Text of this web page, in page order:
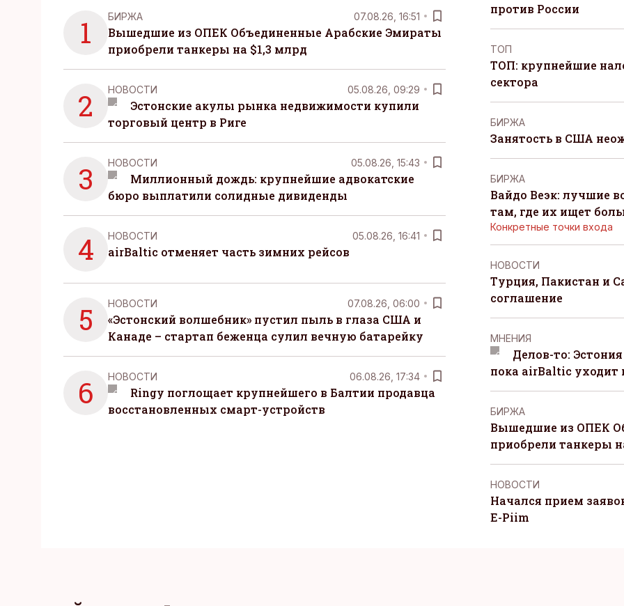
1 БИРЖА 07.08.26, 16:51
Вышедшие из ОПЕК Объединенные Арабские Эмираты
приобрели танкеры на $1,3 млрд
2 НОВОСТИ 05.08.26, 09:29
Эстонские акулы рынка недвижимости купили
торговый центр в Риге
3 НОВОСТИ 05.08.26, 15:43
Миллионный дождь: крупнейшие адвокатские
бюро выплатили солидные дивиденды
4 НОВОСТИ 05.08.26, 16:41
airBaltic отменяет часть зимних рейсов
5 НОВОСТИ 07.08.26, 06:00
«Эстонский волшебник» пустил пыль в глаза США и
Канаде – стартап беженца сулил вечную батарейку
6 НОВОСТИ 06.08.26, 17:34
Ringy поглощает крупнейшего в Балтии продавца
восстановленных смарт-устройств
против России
ТОП
ТОП: крупнейшие
сектора
БИРЖА
Занятость в США
БИРЖА
Вайдо Веэк: лучшие
там, где их ищет
Конкретные точки входа
НОВОСТИ
Турция, Пакистан и
соглашение
MНЕНИЯ
Делов-то:
пока airBaltic уходит
БИРЖА
Вышедшие из ОПЕК
приобрели танкеры
НОВОСТИ
Начался прием
E-Piim